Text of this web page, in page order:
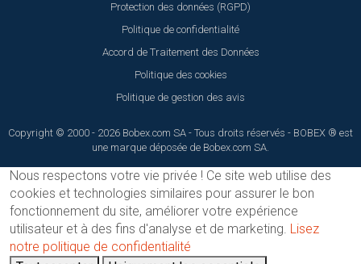
Protection des données (RGPD)
Politique de confidentialité
Accord de Traitement des Données
Politique des cookies
Politique de gestion des avis
Copyright © 2000 - 2026 Bobex.com SA - Tous droits réservés - BOBEX ® est
une marque déposée de Bobex.com SA.
Nous respectons votre vie privée ! Ce site web utilise des
cookies et technologies similaires pour assurer le bon
fonctionnement du site, améliorer votre expérience
utilisateur et à des fins d'analyse et de marketing. Lisez
notre politique de confidentialité